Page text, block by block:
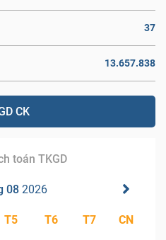
37
13.657.838
CK
toán TKGD
08 2026
T5 T6 T7 CN